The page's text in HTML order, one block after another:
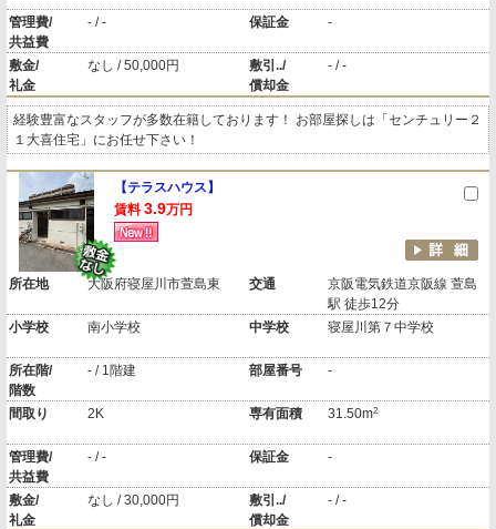
管理費/
共益費
- / - 保証金 -
敷金/
礼金
なし / 50,000円
敷引../
償却金
- / -
経験豊富なスタッフが多数在籍しております！ お部屋探しは「センチュリー２
１大喜住宅」にお任せ下さい！
【テラスハウス】
賃料 3.9万円
所在地 大阪府寝屋川市萱島東 交通
京阪電気鉄道京阪線 萱島
駅 徒歩12分
小学校
南小学校 中学校 寝屋川第７中学校
所在階/
階数
- / 1階建 部屋番号 -
間取り 2K 専有面積 31.50m2
管理費/
共益費
- / - 保証金 -
敷金/
礼金
なし / 30,000円
敷引../
償却金
- / -